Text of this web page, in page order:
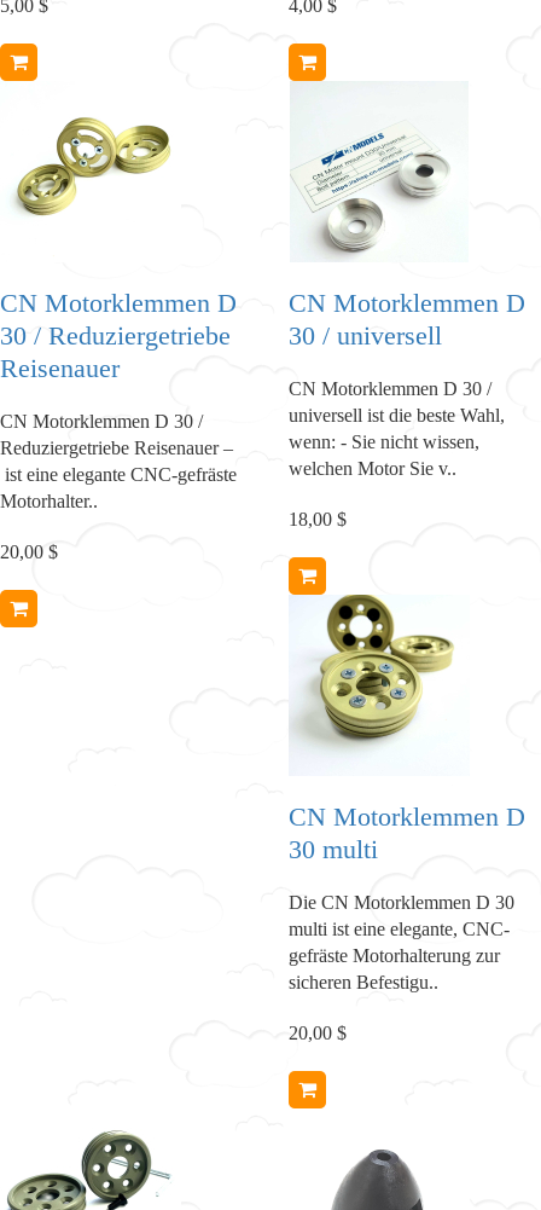
5,00 $ 4,00 $
CN Motorklemmen D
30 / Reduziergetriebe
Reisenauer
CN Motorklemmen D 30 /
Reduziergetriebe Reisenauer –
ist eine elegante CNC-gefräste
Motorhalter..
20,00 $
CN Motorklemmen D
30 / universell
CN Motorklemmen D 30 /
universell ist die beste Wahl,
wenn: - Sie nicht wissen,
welchen Motor Sie v..
18,00 $
CN Motorklemmen D
30 multi
Die CN Motorklemmen D 30
multi ist eine elegante, CNC-
gefräste Motorhalterung zur
sicheren Befestigu..
20,00 $